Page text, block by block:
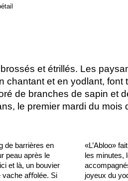
et étrillés. Les
chantant et en yodlant,
de branches de sapin et
le premier mardi du
de barrières en
peau après le
et là, un bouvier
vache aﬀolée. Si
«L’Abloo»
les minutes,
joyeux du